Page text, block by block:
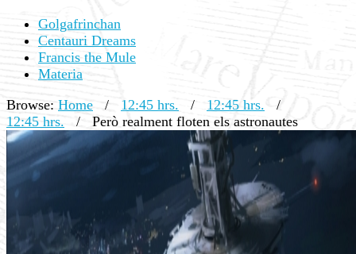
Golgafrinchan
Centauri Dreams
Francis the Mule
Materia
Browse: Home / 12:45 hrs. / 12:45 hrs.
/
12:45 hrs.
/ Però realment floten els astronautes